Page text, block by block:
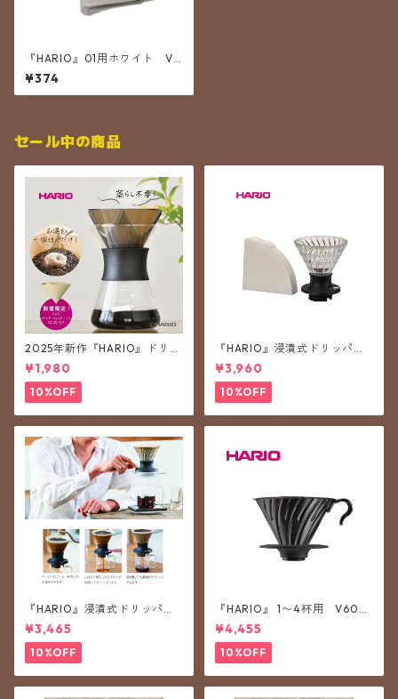
『HARIO』01用ホワイト V6
0ペーパーフィルター01W【ク
リックポスト対応のため50X2
に再パッケージ済み】
¥374
セール中の商品
2025年新作『HARIO』ドリッ
プ初心者向におすすめ お手
軽コーヒーポット1st OCP-40
-B（ハリオ）
¥1,980
10%OFF
『HARIO』浸漬式ドリッパー
スイッチ SSD-360-B（ハリ
オ）
¥3,960
10%OFF
『HARIO』浸漬式ドリッパー
スイッチ SSD-200-B（ハリ
オ）
¥3,465
10%OFF
『HARIO』 1〜4杯用 V60メ
タルドリッパー マットブラ
ック VDMR-02-MB（ハリ
オ）
¥4,455
10%OFF